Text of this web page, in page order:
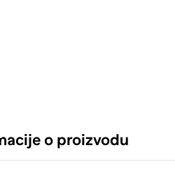
o proizvodu